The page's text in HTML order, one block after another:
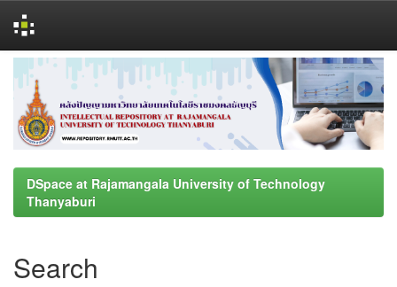
navigation
DSpace at Rajamangala University of Technology
Thanyaburi
Search